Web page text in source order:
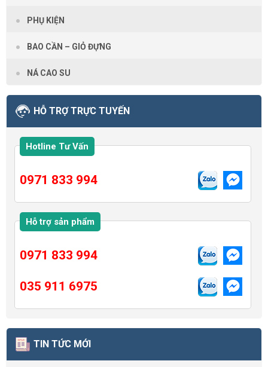
PHỤ KIỆN
BAO CẦN – GIỎ ĐỰNG
NÁ CAO SU
HỖ TRỢ TRỰC TUYẾN
Hotline Tư Vấn
0971 833 994
Hỗ trợ sản phẩm
0971 833 994
035 911 6975
TIN TỨC MỚI